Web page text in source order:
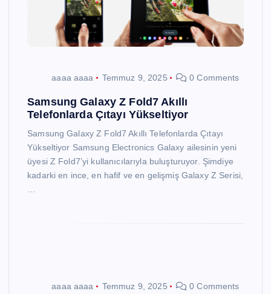
aaaa aaaa Temmuz 9, 2025 0 Comments
Samsung Galaxy Z Fold7 Akıllı
Telefonlarda Çıtayı Yükseltiyor
Samsung Galaxy Z Fold7 Akıllı Telefonlarda Çıtayı
Yükseltiyor Samsung Electronics Galaxy ailesinin yeni
üyesi Z Fold7’yi kullanıcılarıyla buluşturuyor. Şimdiye
kadarki en ince, en hafif ve en gelişmiş Galaxy Z Serisi,
aaaa aaaa Temmuz 9, 2025 0 Comments